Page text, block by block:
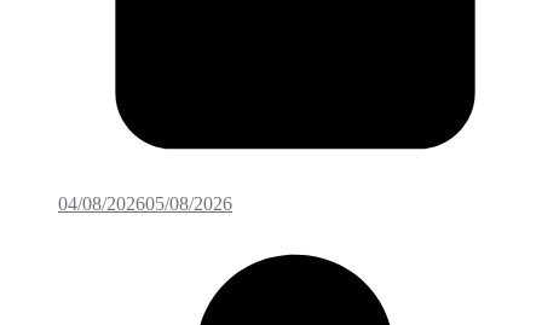
04/08/202605/08/2026